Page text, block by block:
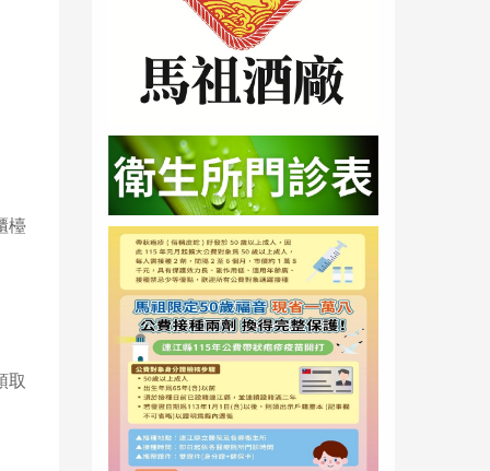
檯
取